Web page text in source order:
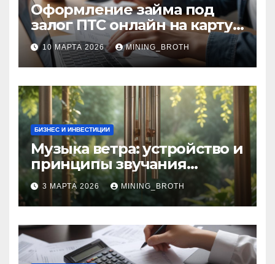
Оформление займа под
залог ПТС онлайн на карту
без визита в офис: порядок,
требования и документы
10 МАРТА 2026 MINING_BROTH
БИЗНЕС И ИНВЕСТИЦИИ
Музыка ветра: устройство и
принципы звучания
колокольчиков
3 МАРТА 2026 MINING_BROTH